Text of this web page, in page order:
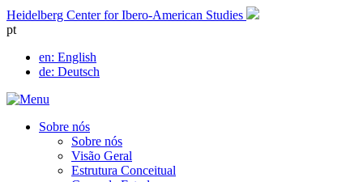
Skip
to
Heidelberg Center for Ibero-American Studies
pt
en: English
de: Deutsch
Sobre nós
Sobre nós
Visão Geral
Estrutura Conceitual